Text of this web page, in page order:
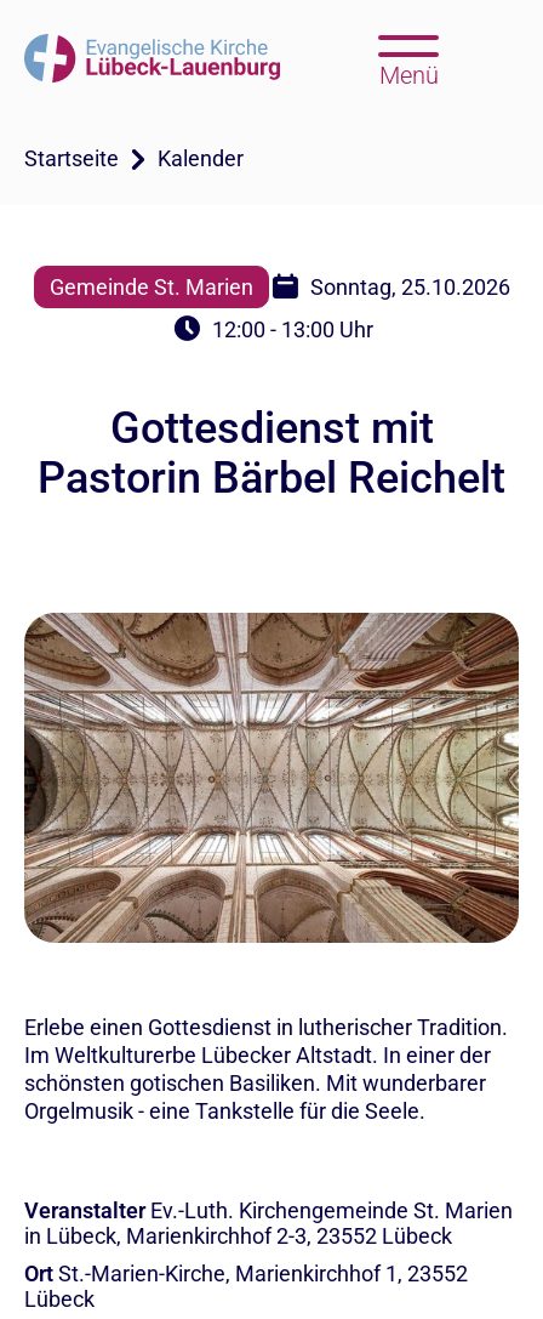
Menü
Startseite Kalender
Gemeinde St. Marien
Sonntag, 25.10.2026
12:00 - 13:00 Uhr
Gottesdienst mit
Pastorin Bärbel Reichelt
Erlebe einen Gottesdienst in lutherischer Tradition.
Im Weltkulturerbe Lübecker Altstadt. In einer der
schönsten gotischen Basiliken. Mit wunderbarer
Orgelmusik - eine Tankstelle für die Seele.
Veranstalter Ev.-Luth. Kirchengemeinde St. Marien
in Lübeck, Marienkirchhof 2-3, 23552 Lübeck
OrtSt.-Marien-Kirche, Marienkirchhof 1, 23552
Lübeck